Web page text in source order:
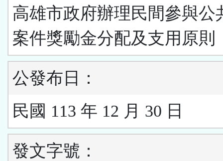
高雄市政府辦理民間參與公
案件獎勵金分配及支用原則
公發布日：
民國 113 年 12 月 30 日
發文字號：